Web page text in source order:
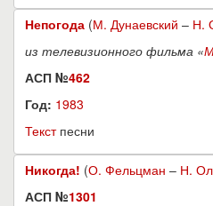
Непогода (М. Дунаевский – Н.
из телевизионного фильма «
АСП №462
Год: 1983
Текстпесни
Никогда! (О. Фельцман – Н.
АСП №1301